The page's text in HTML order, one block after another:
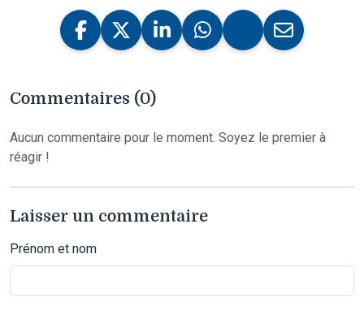
Commentaires (0)
Aucun commentaire pour le moment. Soyez le premier à
réagir !
Laisser un commentaire
Prénom et nom